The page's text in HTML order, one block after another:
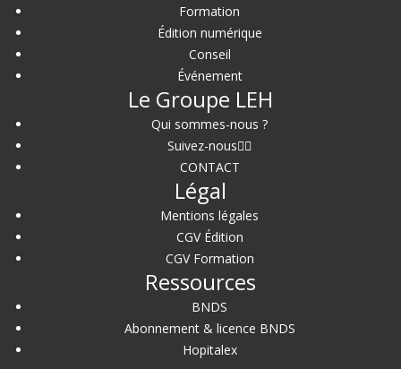
Formation
Édition numérique
Conseil
Événement
Le Groupe LEH
Qui sommes-nous ?
Suivez-nous
CONTACT
Légal
Mentions légales
CGV Édition
CGV Formation
Ressources
BNDS
Abonnement & licence BNDS
Hopitalex